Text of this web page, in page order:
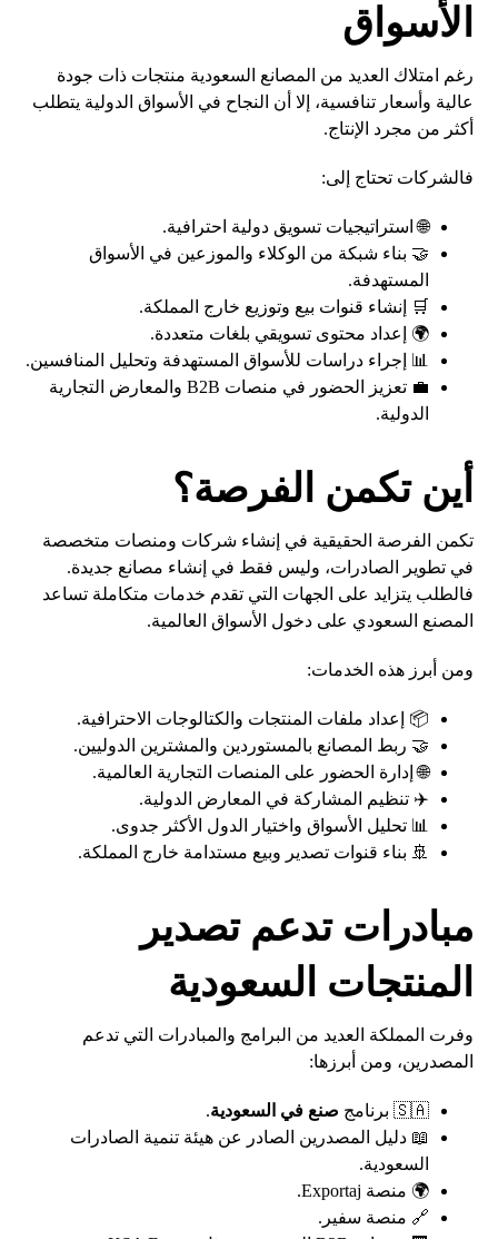
الأسواق
رغم امتلاك العديد من المصانع السعودية منتجات ذات جودة
عالية وأسعار تنافسية، إلا أن النجاح في الأسواق الدولية يتطلب
أكثر من مجرد الإنتاج.
فالشركات تحتاج إلى:
🌐 استراتيجيات تسويق دولية احترافية.
🤝 بناء شبكة من الوكلاء والموزعين في الأسواق
المستهدفة.
🛒 إنشاء قنوات بيع وتوزيع خارج المملكة.
🌍 إعداد محتوى تسويقي بلغات متعددة.
📊 إجراء دراسات للأسواق المستهدفة وتحليل المنافسين.
💼 تعزيز الحضور في منصات B2B والمعارض التجارية
الدولية.
أين تكمن الفرصة؟
تكمن الفرصة الحقيقية في إنشاء شركات ومنصات متخصصة
في تطوير الصادرات، وليس فقط في إنشاء مصانع جديدة.
فالطلب يتزايد على الجهات التي تقدم خدمات متكاملة تساعد
المصنع السعودي على دخول الأسواق العالمية.
ومن أبرز هذه الخدمات:
📦 إعداد ملفات المنتجات والكتالوجات الاحترافية.
🤝 ربط المصانع بالمستوردين والمشترين الدوليين.
🌐 إدارة الحضور على المنصات التجارية العالمية.
✈️ تنظيم المشاركة في المعارض الدولية.
📊 تحليل الأسواق واختيار الدول الأكثر جدوى.
🚢 بناء قنوات تصدير وبيع مستدامة خارج المملكة.
مبادرات تدعم تصدير
المنتجات السعودية
وفرت المملكة العديد من البرامج والمبادرات التي تدعم
المصدرين، ومن أبرزها:
🇸🇦 برنامج صنع في السعودية.
📖 دليل المصدرين الصادر عن هيئة تنمية الصادرات
السعودية.
🌍 منصة Exportaj.
🔗 منصة سفير.